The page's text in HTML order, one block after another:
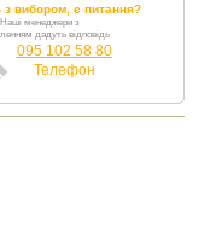
з вибором, є питання?
Наші менеджери з
дадуть відповідь
095 102 58 80
Телефон